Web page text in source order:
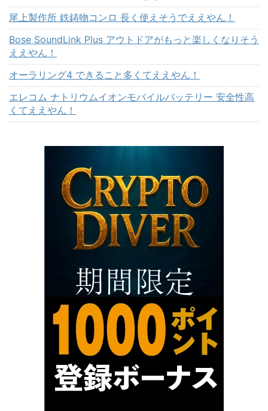
尾上製作所 鉄鋳物コンロ 長く使えそうでええやん！
Bose SoundLink Plus アウトドアがもっと楽しくなりそう
ええやん！
オーラリング4 できること多くてええやん！
エレコム ナトリウムイオンモバイルバッテリー 安全性高
くてええやん！